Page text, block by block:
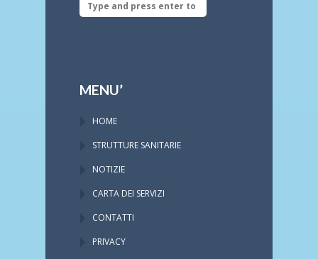
MENU’
HOME
STRUTTURE SANITARIE
NOTIZIE
CARTA DEI SERVIZI
CONTATTI
PRIVACY